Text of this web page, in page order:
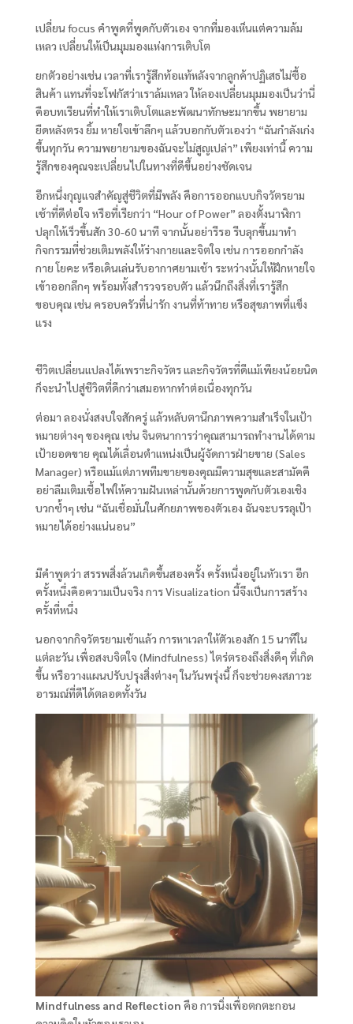
เปลี่ยน focus คำพูดที่พูดกับตัวเอง จากที่มองเห็นแต่ความล้ม
เหลว เปลี่ยนให้เป็นมุมมองแห่งการเติบโต
ยกตัวอย่างเช่น เวลาที่เรารู้สึกท้อแท้หลังจากลูกค้าปฏิเสธไม่ซื้อ
สินค้า แทนที่จะโฟกัสว่าเราล้มเหลว ให้ลองเปลี่ยนมุมมองเป็นว่านี่
คือบทเรียนที่ทำให้เราเติบโตและพัฒนาทักษะมากขึ้น พยายาม
ยืดหลังตรง ยิ้ม หายใจเข้าลึกๆ แล้วบอกกับตัวเองว่า “ฉันกำลังเก่ง
ขึ้นทุกวัน ความพยายามของฉันจะไม่สูญเปล่า” เพียงเท่านี้ ความ
รู้สึกของคุณจะเปลี่ยนไปในทางที่ดีขึ้นอย่างชัดเจน
อีกหนึ่งกุญแจสำคัญสู่ชีวิตที่มีพลัง คือการออกแบบกิจวัตรยาม
เช้าที่ดีต่อใจ หรือที่เรียกว่า “Hour of Power” ลองตั้งนาฬิกา
ปลุกให้เร็วขึ้นสัก 30-60 นาที จากนั้นอย่ารีรอ รีบลุกขึ้นมาทำ
กิจกรรมที่ช่วยเติมพลังให้ร่างกายและจิตใจ เช่น การออกกำลัง
กาย โยคะ หรือเดินเล่นรับอากาศยามเช้า ระหว่างนั้นให้ฝึกหายใจ
เข้าออกลึกๆ พร้อมทั้งสำรวจรอบตัว แล้วนึกถึงสิ่งที่เรารู้สึก
ขอบคุณ เช่น ครอบครัวที่น่ารัก งานที่ท้าทาย หรือสุขภาพที่แข็ง
แรง
ชีวิตเปลี่ยนแปลงได้เพราะกิจวัตร และกิจวัตรที่ดีแม้เพียงน้อยนิด
ก็จะนำไปสู่ชีวิตที่ดีกว่าเสมอหากทำต่อเนื่องทุกวัน
ต่อมา ลองนั่งสงบใจสักครู่ แล้วหลับตานึกภาพความสำเร็จในเป้า
หมายต่างๆ ของคุณ เช่น จินตนาการว่าคุณสามารถทำงานได้ตาม
เป้ายอดขาย คุณได้เลื่อนตำแหน่งเป็นผู้จัดการฝ่ายขาย (Sales
Manager) หรือแม้แต่ภาพทีมขายของคุณมีความสุขและสามัคคี
อย่าลืมเติมเชื้อไฟให้ความฝันเหล่านั้นด้วยการพูดกับตัวเองเชิง
บวกซ้ำๆ เช่น “ฉันเชื่อมั่นในศักยภาพของตัวเอง ฉันจะบรรลุเป้า
หมายได้อย่างแน่นอน”
มีคำพูดว่า สรรพสิ่งล้วนเกิดขึ้นสองครั้ง ครั้งหนึ่งอยู่ในหัวเรา อีก
ครั้งหนึ่งคือความเป็นจริง การ Visualization นี้จึงเป็นการสร้าง
ครั้งที่หนึ่ง
นอกจากกิจวัตรยามเช้าแล้ว การหาเวลาให้ตัวเองสัก 15 นาทีใน
แต่ละวัน เพื่อสงบจิตใจ (Mindfulness) ไตร่ตรองถึงสิ่งดีๆ ที่เกิด
ขึ้น หรือวางแผนปรับปรุงสิ่งต่างๆ ในวันพรุ่งนี้ ก็จะช่วยคงสภาวะ
อารมณ์ที่ดีได้ตลอดทั้งวัน
Mindfulness and Reflection คือ การนิ่งเพื่อตกตะกอน